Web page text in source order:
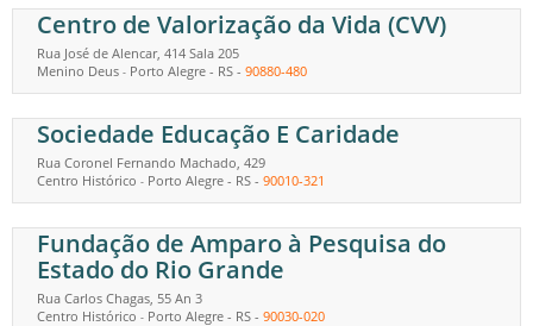
Centro de Valorização da Vida (CVV)
Rua José de Alencar, 414 Sala 205
Menino Deus - Porto Alegre - RS - 90880-480
Sociedade Educação E Caridade
Rua Coronel Fernando Machado, 429
Centro Histórico - Porto Alegre - RS - 90010-321
Fundação de Amparo à Pesquisa do
Estado do Rio Grande
Rua Carlos Chagas, 55 An 3
Centro Histórico - Porto Alegre - RS - 90030-020